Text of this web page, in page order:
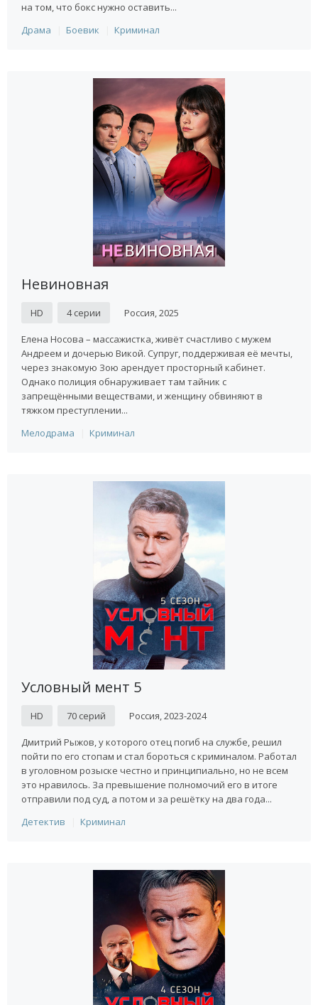
на том, что бокс нужно оставить...
Драма
Боевик Криминал
Невиновная
HD 4 серии Россия, 2025
Елена Носова – массажистка, живёт счастливо с мужем
Андреем и дочерью Викой. Супруг, поддерживая её мечты,
через знакомую Зою арендует просторный кабинет.
Однако полиция обнаруживает там тайник с
запрещёнными веществами, и женщину обвиняют в
тяжком преступлении...
Мелодрама
Криминал
Условный мент 5
HD 70 серий Россия, 2023-2024
Дмитрий Рыжов, у которого отец погиб на службе, решил
пойти по его стопам и стал бороться с криминалом. Работал
в уголовном розыске честно и принципиально, но не всем
это нравилось. За превышение полномочий его в итоге
отправили под суд, а потом и за решётку на два года...
Детектив
Криминал